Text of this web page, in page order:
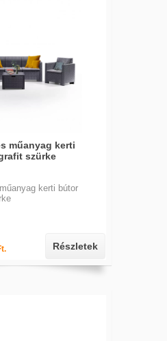
műanyag kerti
szürke
kerti bútor
Részletek